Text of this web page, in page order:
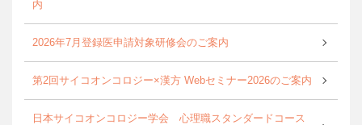
内
2026年7月登録医申請対象研修会のご案内
第2回サイコオンコロジー×漢方 Webセミナー2026のご案内
日本サイコオンコロジー学会 心理職スタンダードコース